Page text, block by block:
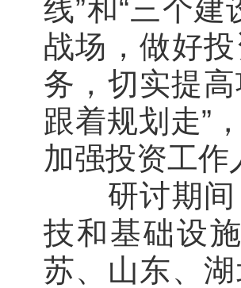
线”和“三个
战场，做好
务，切实提
跟着规划走”
加强投资工作
研讨期间，
技和基础设
苏、山东、